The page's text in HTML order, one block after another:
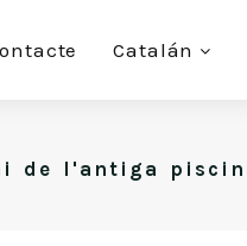
Catalán
de l'antiga